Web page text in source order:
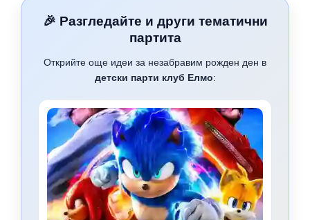
🎉 Разгледайте и други тематични
партита
Открийте още идеи за незабравим рожден ден в
детски парти клуб Елмо: